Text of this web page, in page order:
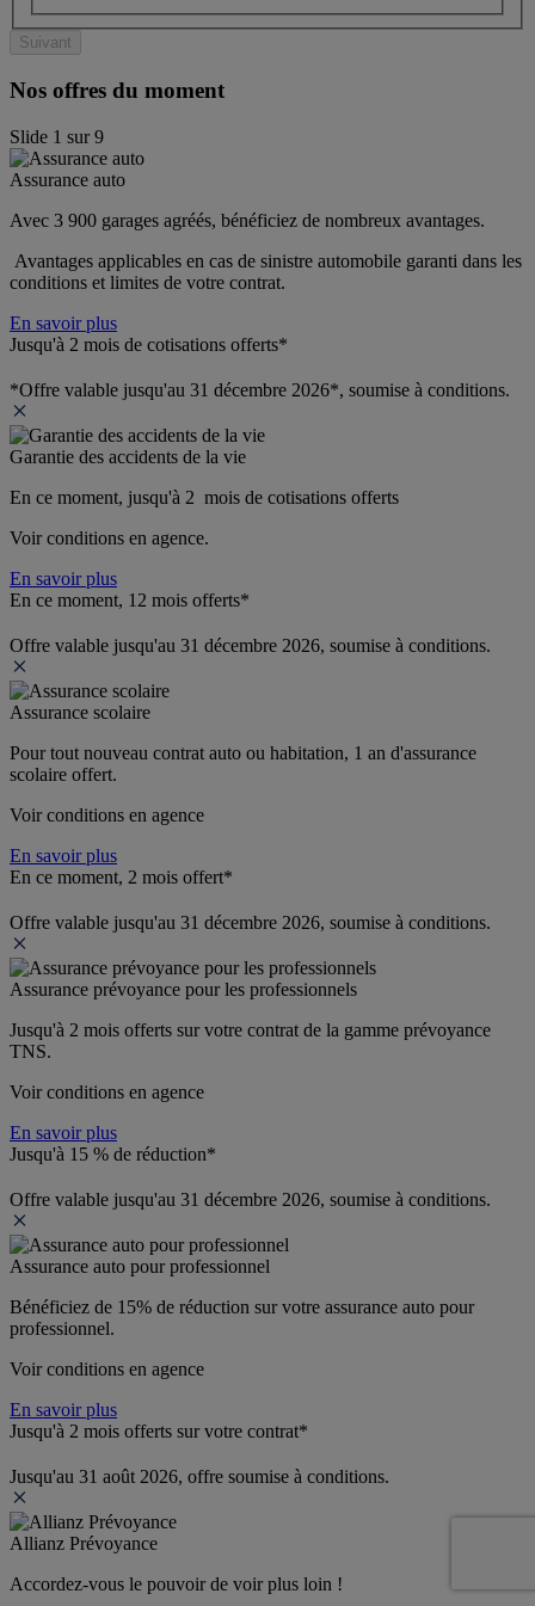
Suivant
Nos offres du moment
Slide 1 sur9
Assurance auto
Avec 3 900 garages agréés, bénéficiez de nombreux avantages.
Avantages applicables en cas de sinistre automobile garanti dans les
conditions et limites de votre contrat.
En savoir plus
Jusqu'à 2 mois de cotisations offerts*
*Offre valable jusqu'au 31 décembre 2026*, soumise à conditions.
Garantie des accidents de la vie
En ce moment, jusqu'à 2  mois de cotisations offerts
Voir conditions en agence.
En savoir plus
En ce moment, 12 mois offerts*
Offre valable jusqu'au 31 décembre 2026, soumise à conditions.
Assurance scolaire
Pour tout nouveau contrat auto ou habitation, 1 an d'assurance
scolaire offert.
Voir conditions en agence
En savoir plus
En ce moment, 2 mois offert*
Offre valable jusqu'au 31 décembre 2026, soumise à conditions.
Assurance prévoyance pour les professionnels
Jusqu'à 2 mois offerts sur votre contrat de la gamme prévoyance
TNS.
Voir conditions en agence
En savoir plus
Jusqu'à 15 % de réduction*
Offre valable jusqu'au 31 décembre 2026, soumise à conditions.
Assurance auto pour professionnel
Bénéficiez de 15% de réduction sur votre assurance auto pour
professionnel.
Voir conditions en agence
En savoir plus
Jusqu'à 2 mois offerts sur votre contrat*
Jusqu'au 31 août 2026, offre soumise à conditions.
Allianz Prévoyance
Accordez-vous le pouvoir de voir plus loin !